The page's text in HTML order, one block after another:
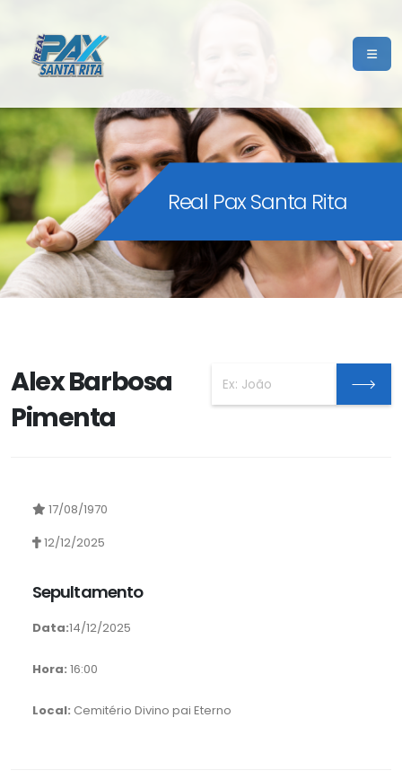
Real Pax Santa Rita
Alex Barbosa
Pimenta
17/08/1970
12/12/2025
Sepultamento
Data:14/12/2025
Hora: 16:00
Local: Cemitério Divino pai Eterno